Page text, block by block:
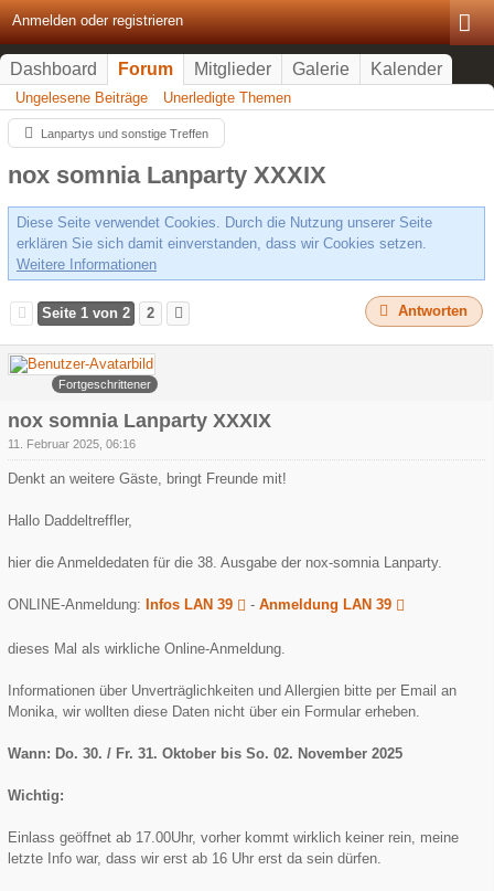
Anmelden oder registrieren
Dashboard Forum Mitglieder Galerie Kalender
Ungelesene Beiträge Unerledigte Themen
Lanpartys und sonstige Treffen
nox somnia Lanparty XXXIX
Diese Seite verwendet Cookies. Durch die Nutzung unserer Seite
erklären Sie sich damit einverstanden, dass wir Cookies setzen.
Weitere Informationen
Seite 1 von 2 2 Antworten
Arowa
Fortgeschrittener
nox somnia Lanparty XXXIX
11. Februar 2025, 06:16
Denkt an weitere Gäste, bringt Freunde mit!
Hallo Daddeltreffler,
hier die Anmeldedaten für die 38. Ausgabe der nox-somnia Lanparty.
ONLINE-Anmeldung: Infos LAN 39 - Anmeldung LAN 39
dieses Mal als wirkliche Online-Anmeldung.
Informationen über Unverträglichkeiten und Allergien bitte per Email an
Monika, wir wollten diese Daten nicht über ein Formular erheben.
Wann: Do. 30. / Fr. 31. Oktober bis So. 02. November 2025
Wichtig:
Einlass geöffnet ab 17.00Uhr, vorher kommt wirklich keiner rein, meine
letzte Info war, dass wir erst ab 16 Uhr erst da sein dürfen.